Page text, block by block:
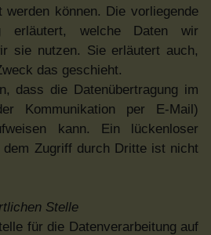
werden können. Die vorliegende
erläutert, welche Daten wir
sie nutzen. Sie erläutert auch,
das geschieht.
dass die Datenübertragung im
Kommunikation per E-Mail)
kann. Ein lückenloser
Zugriff durch Dritte ist nicht
Stelle
für die Datenverarbeitung auf